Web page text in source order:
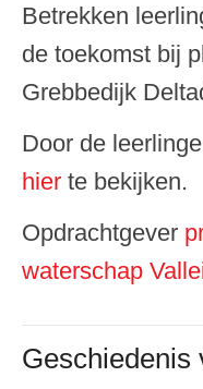
Betrekken
de toekomst bij
Grebbedijk
Door de
hier te bekijken.
Opdrachtgever
waterschap
Geschiedenis